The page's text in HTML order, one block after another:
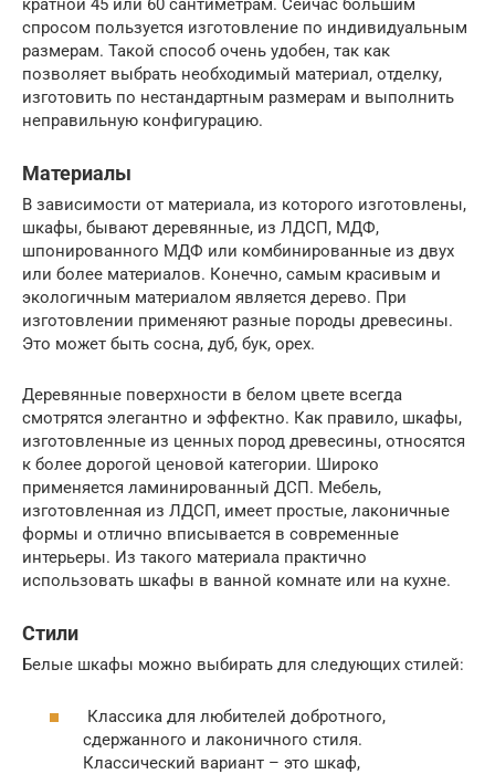
кратной 45 или 60 сантиметрам. Сейчас большим
спросом пользуется изготовление по индивидуальным
размерам. Такой способ очень удобен, так как
позволяет выбрать необходимый материал, отделку,
изготовить по нестандартным размерам и выполнить
неправильную конфигурацию.
Материалы
В зависимости от материала, из которого изготовлены,
шкафы, бывают деревянные, из ЛДСП, МДФ,
шпонированного МДФ или комбинированные из двух
или более материалов. Конечно, самым красивым и
экологичным материалом является дерево. При
изготовлении применяют разные породы древесины.
Это может быть сосна, дуб, бук, орех.
Деревянные поверхности в белом цвете всегда
смотрятся элегантно и эффектно. Как правило, шкафы,
изготовленные из ценных пород древесины, относятся
к более дорогой ценовой категории. Широко
применяется ламинированный ДСП. Мебель,
изготовленная из ЛДСП, имеет простые, лаконичные
формы и отлично вписывается в современные
интерьеры. Из такого материала практично
использовать шкафы в ванной комнате или на кухне.
Стили
Белые шкафы можно выбирать для следующих стилей:
Классика для любителей добротного,
сдержанного и лаконичного стиля.
Классический вариант – это шкаф,